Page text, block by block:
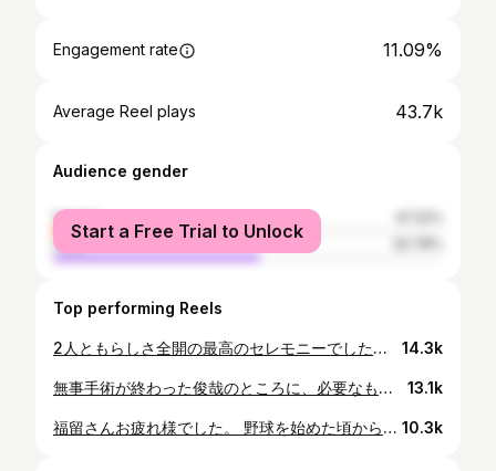
Engagement rate 11.09%
Average Reel plays 43.7k
Audience gender
female
male
Start a Free Trial to Unlock
Top performing Reels
2人ともらしさ全開の最高のセレモニーでした！ これからもバカ話たくさんしましょう😁 #祖父江大輔 #岡田俊哉 14.3k
無事手術が終わった俊哉のところに、必要なもの持って行くのとチラッと顔見たかったので福谷と駆けつけてきました😁 面会ルールが厳しい中、特別に1人だけならと許可もらい、迷惑かけない程度に一瞬だけ元気な姿見てきました！ リハビリは前向きにやるしかないし、俊哉なら大丈夫だろ！ 頑張れよ！ みんな待ってる！😁 #岡田俊哉 俊哉がみんなにメッセージで投稿してくれって😭 みんな待っててあげてください🤣 13.1k
福留さんお疲れ様でした。 野球を始めた頃からドラゴンズファンになり、大好きな選手の一人で、親がサインをもらってきてくれた時は嬉しかったです。 対戦できたことも感動でしたし まさか一緒に野球が出来るなんて思ってもいなかったのでドラゴンズに戻って来られた時は感動でした。 本当にありがとうございました。 #中日ドラゴンズ #福留孝介 10.3k